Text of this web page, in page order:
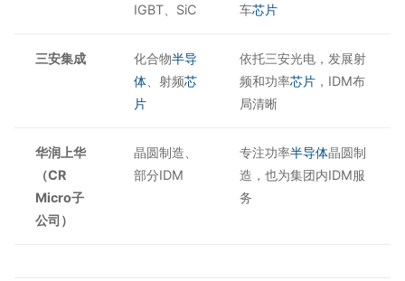
IGBT、SiC
车芯片
三安集成 化合物半导
体 、射频芯
片
依托三安光电，发展射
频和功率芯片 ，IDM布
局清晰
华润上华
（CR
Micro子
公司）
晶圆制造、
部分IDM
专注功率半导体晶圆制
造，也为集团内IDM服
务